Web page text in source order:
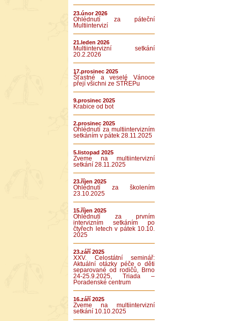
23.únor 2026
Ohlédnutí za páteční
Multiintervizí
21.leden 2026
Multiintervizní setkání
20.2.2026
17.prosinec 2025
Šťastné a veselé Vánoce
přejí všichni ze STŘEPu
9.prosinec 2025
Krabice od bot
2.prosinec 2025
Ohlédnutí za multiintervizním
setkáním v pátek 28.11.2025
5.listopad 2025
Zveme na multiintervizní
setkání 28.11.2025
23.říjen 2025
Ohlédnutí za školením
23.10.2025
15.říjen 2025
Ohlédnutí za prvním
intervizním setkáním po
čtyřech letech v pátek 10.10.
2025
23.září 2025
XXV. Celostátní seminář:
Aktuální otázky péče o děti
separované od rodičů, Brno
24-25.9.2025, Triada –
Poradenské centrum
16.září 2025
Zveme na multiintervizní
setkání 10.10.2025